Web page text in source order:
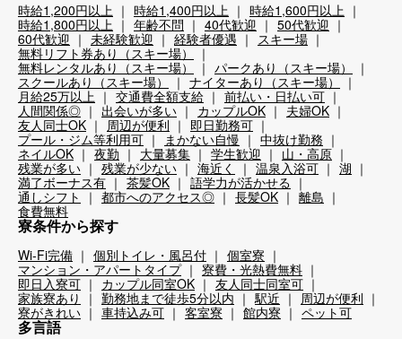
時給1,200円以上 時給1,400円以上
時給1,600円以上
時給1,800円以上
年齢不問 40代歓迎
50代歓迎
60代歓迎
未経験歓迎 経験者優遇
スキー場
無料リフト券あり（スキー場）
無料レンタルあり（スキー場）
パークあり（スキー場）
スクールあり（スキー場）
ナイターあり（スキー場）
月給25万以上
交通費全額支給
前払い・日払い可
人間関係◎
出会いが多い カップルOK
夫婦OK
友人同士OK
周辺が便利
即日勤務可
プール・ジム等利用可
まかない自慢
中抜け勤務
ネイルOK
夜勤 大量募集 学生歓迎
山・高原
残業が多い
残業が少ない 海近く 温泉入浴可
湖
満了ボーナス有
茶髪OK
語学力が活かせる
通しシフト
都市へのアクセス◎ 長髪OK
離島
食費無料
寮条件から探す
Wi-Fi完備 個別トイレ・風呂付
個室寮
マンション・アパートタイプ
寮費・光熱費無料
即日入寮可
カップル同室OK
友人同士同室可
家族寮あり
勤務地まで徒歩5分以内 駅近
周辺が便利
寮がきれい
車持込み可 客室寮 館内寮 ペット可
多言語